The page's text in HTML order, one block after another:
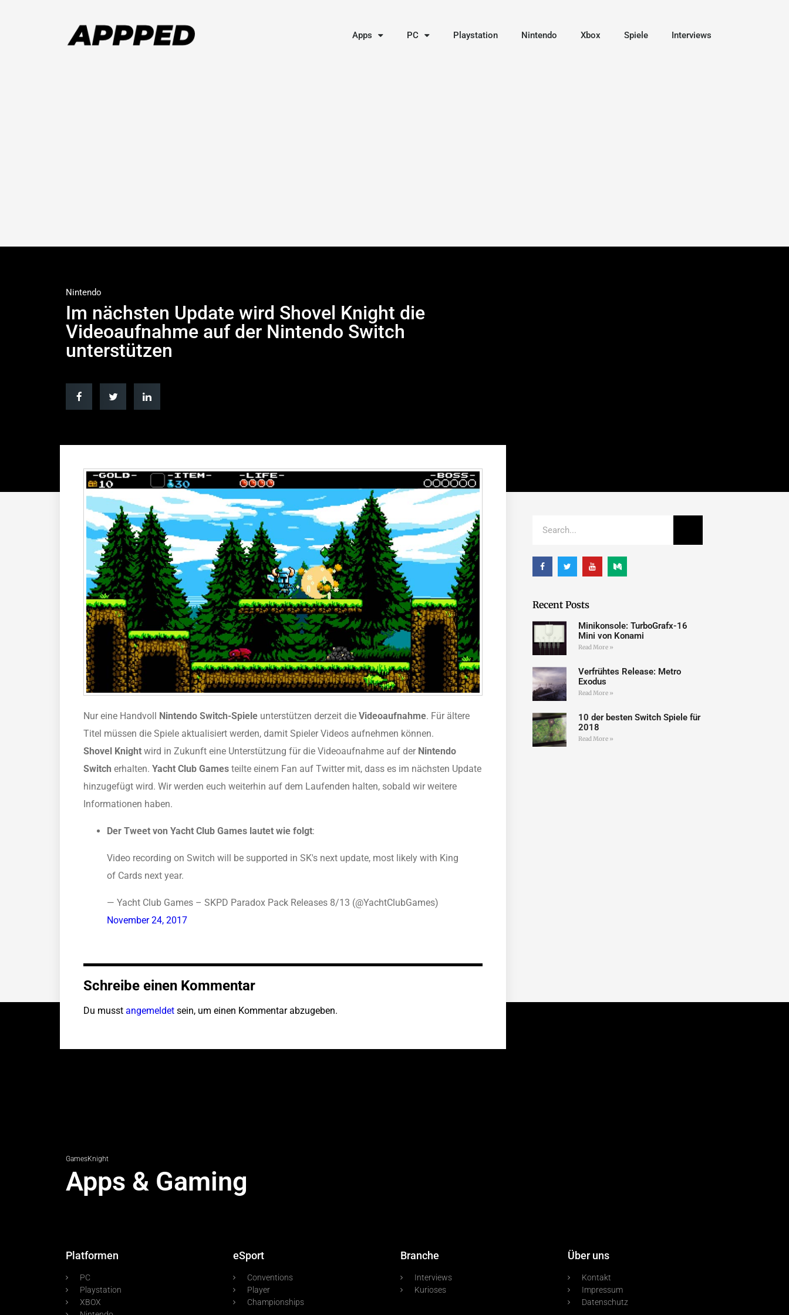
Apps PC Playstation Nintendo Xbox Spiele Interviews
Nintendo
Im nächsten Update wird Shovel Knight die
Videoaufnahme auf der Nintendo Switch
unterstützen
Nur eine Handvoll Nintendo Switch-Spiele unterstützen derzeit die Videoaufnahme. Für ältere
Titel müssen die Spiele aktualisiert werden, damit Spieler Videos aufnehmen können.
Shovel Knight wird in Zukunft eine Unterstützung für die Videoaufnahme auf der Nintendo
Switch erhalten. Yacht Club Games teilte einem Fan auf Twitter mit, dass es im nächsten Update
hinzugefügt wird. Wir werden euch weiterhin auf dem Laufenden halten, sobald wir weitere
Informationen haben.
Der Tweet von Yacht Club Games lautet wie folgt:
Video recording on Switch will be supported in SK's next update, most likely with King
of Cards next year.
— Yacht Club Games – SKPD Paradox Pack Releases 8/13 (@YachtClubGames)
November 24, 2017
Schreibe einen Kommentar
Du musst angemeldet sein, um einen Kommentar abzugeben.
Recent Posts
Minikonsole: TurboGrafx-16
Mini von Konami
Read More »
Verfrühtes Release: Metro
Exodus
Read More »
10 der besten Switch Spiele für
2018
Read More »
GamesKnight
Apps & Gaming
Platformen
PC
Playstation
XBOX
eSport
Conventions
Player
Championships
Branche
Interviews
Kurioses
Über uns
Kontakt
Impressum
Datenschutz